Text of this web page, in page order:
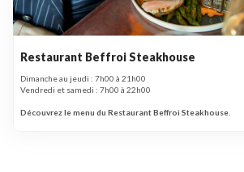
Restaurant Beffroi Steakhouse
Dimanche au jeudi : 7h00 à 21h00
Vendredi et samedi : 7h00 à 22h00
Découvrez le menu du Restaurant Beffroi Steakhouse.